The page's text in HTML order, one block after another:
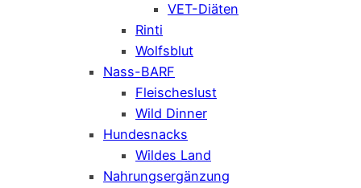
VET-Diäten
Rinti
Wolfsblut
Nass-BARF
Fleischeslust
Wild Dinner
Hundesnacks
Wildes Land
Nahrungsergänzung